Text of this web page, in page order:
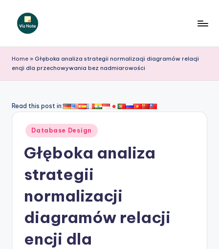
iz
N
t
A
Home » Głęboka analiza strategii normalizacji diagramów relacji
encji dla przechowywania bez nadmiarowości
Read this post in:
Posted
in
Database Design
Głęboka analiza
strategii
normalizacji
diagramów relacji
encji dla